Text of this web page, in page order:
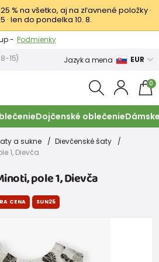
% na všetko, aj na zľavnené položky ·
· len do pondelka 10. 8.
Zobraziť
- Podmienky
8-15) Jazyk a mena EUR
0
Dojčenské oblečenie
a sukne
Dievčenské šaty
1, Dievča
pole 1, Dievča
CENA SUN25